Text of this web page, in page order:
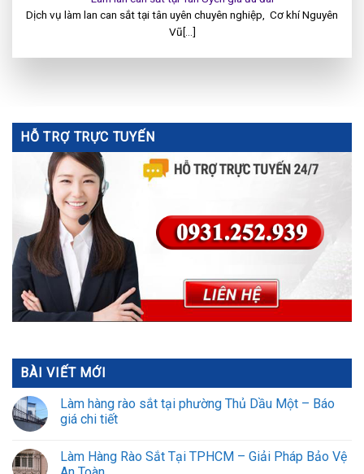
Dịch vụ làm lan can sắt tại tân uyên chuyên nghiệp, Cơ khí Nguyên
Vũ[...]
HỖ TRỢ TRỰC TUYẾN
BÀI VIẾT MỚI
Làm hàng rào sắt tại phường Thủ Dầu Một – Báo
giá chi tiết
Làm Hàng Rào Sắt Tại TPHCM – Giải Pháp Bảo Vệ